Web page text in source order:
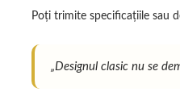
Poți trimite specificațiile sau
„Designul clasic nu se